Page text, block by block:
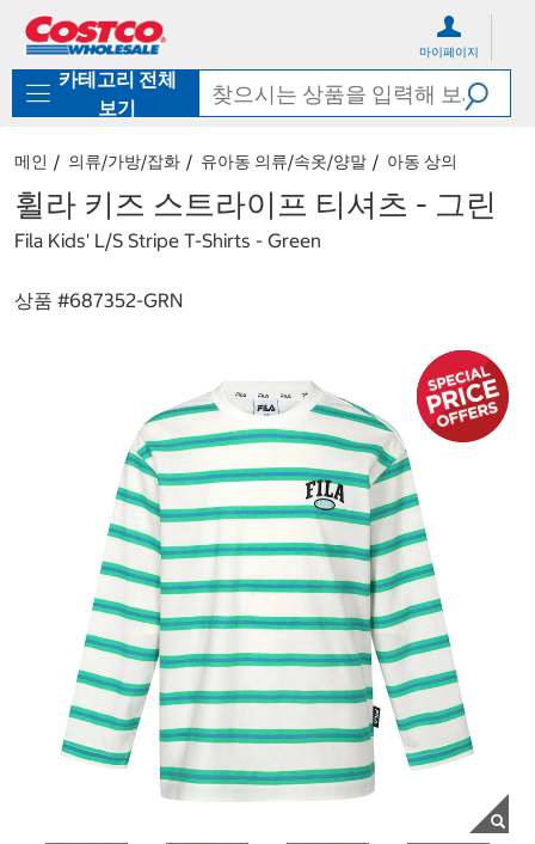
로
기
가
마이페이지
카테고리 전체
보기
메인 의류/가방/잡화 유아동 의류/속옷/양말 아동 상의
휠라 키즈 스트라이프 티셔츠 - 그린
Fila Kids' L/S Stripe T-Shirts - Green
상품 #687352-GRN